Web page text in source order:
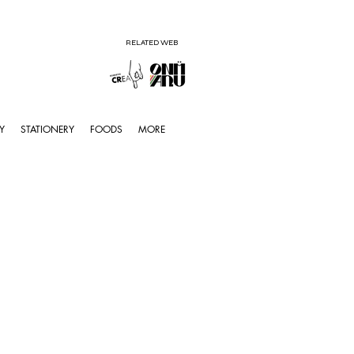
RELATED WEB
STATIONERY FOODS MORE